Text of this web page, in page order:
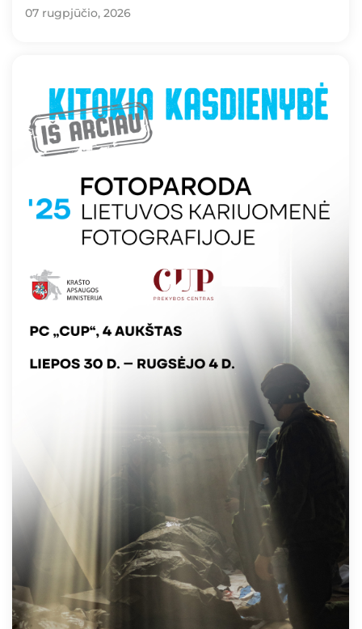
07 rugpjūčio, 2026